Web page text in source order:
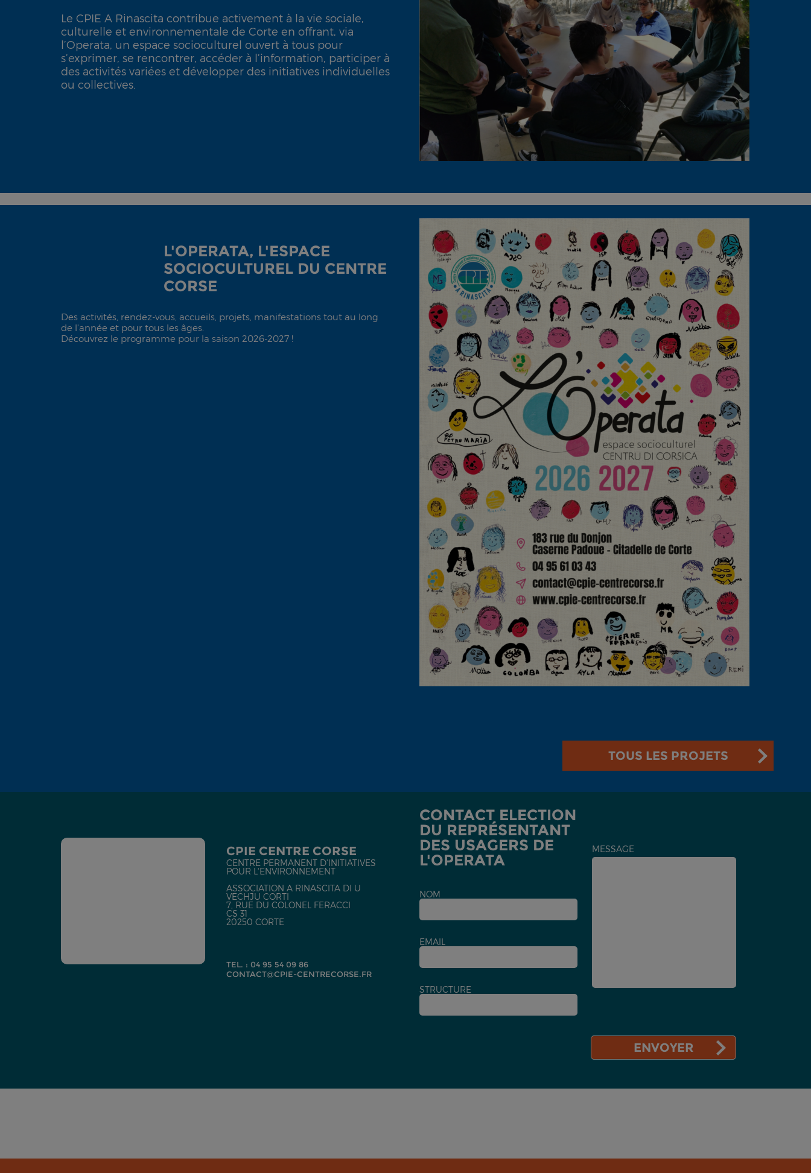
Le CPIE A Rinascita contribue activement à la vie sociale,
culturelle et environnementale de Corte en offrant, via
l’Operata, un espace socioculturel ouvert à tous pour
s’exprimer, se rencontrer, accéder à l’information, participer à
des activités variées et développer des initiatives individuelles
ou collectives.
L'OPERATA, L'ESPACE
SOCIOCULTUREL DU CENTRE
CORSE
Des activités, rendez-vous, accueils, projets, manifestations tout au long
de l'année et pour tous les âges.
Découvrez le programme pour la saison 2026-2027 !
TOUS LES PROJETS
CPIE CENTRE CORSE
CENTRE PERMANENT D'INITIATIVES
POUR L'ENVIRONNEMENT
ASSOCIATION A RINASCITA DI U
VECHJU CORTI
7, RUE DU COLONEL FERACCI
CS 31
20250 CORTE
TEL. : 04 95 54 09 86
CONTACT@CPIE-CENTRECORSE.FR
CONTACT ELECTION
DU REPRÉSENTANT
DES USAGERS DE
L'OPERATA
NOM
EMAIL
STRUCTURE
MESSAGE